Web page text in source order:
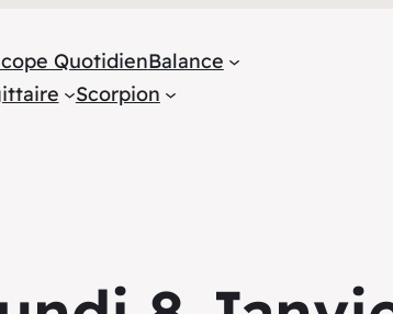
QuotidienBalance
Scorpion